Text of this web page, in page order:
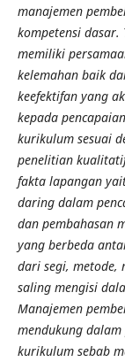
manajemen
kompetensi dasar.
memiliki
kelemahan baik
keefektifan yang
kepada
kurikulum sesuai
penelitian
fakta lapangan
daring dalam
dan pembahasan
yang berbeda
dari segi, metode,
saling mengisi
Manajemen
mendukung
kurikulum sebab